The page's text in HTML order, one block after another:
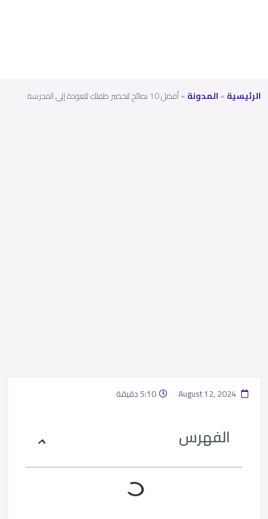
الرئيسية»المدونة»أفضل 10 نصائح لتحضير طفلك للعودة إلى المدرسة
5:10 دقيقة
الفهرس